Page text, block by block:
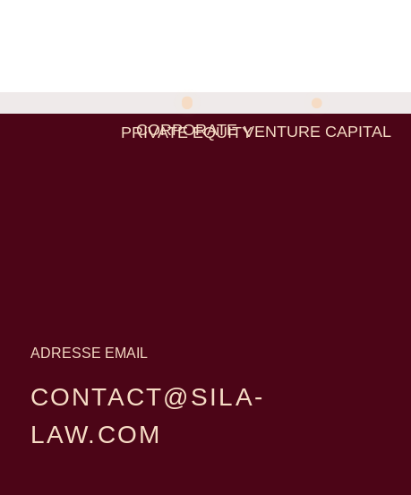
CORPORATE VENTURE CAPITAL
PRIVATE EQUITY
ADRESSE EMAIL
CONTACT@SILA-
LAW.COM